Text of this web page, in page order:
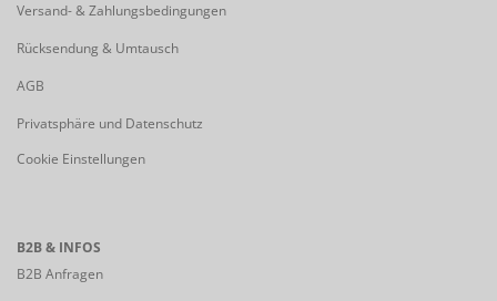
Versand- & Zahlungsbedingungen
Rücksendung & Umtausch
AGB
Privatsphäre und Datenschutz
Cookie Einstellungen
B2B & INFOS
B2B Anfragen